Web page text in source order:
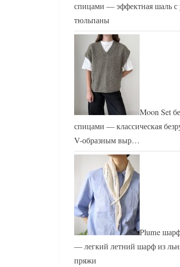
спицами — эффектная шаль с
тюльпаны
Moon Set
спицами — классическая
V-образным выр…
Plume
— легкий летний шарф из
пряжи